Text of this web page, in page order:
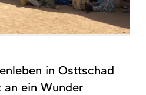
in Osttschad
ein Wunder